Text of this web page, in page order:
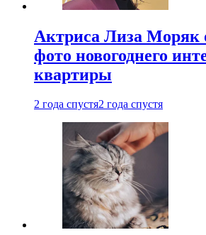
Актриса Лиза Моряк
фото новогоднего
квартиры
2 года спустя2 года спустя